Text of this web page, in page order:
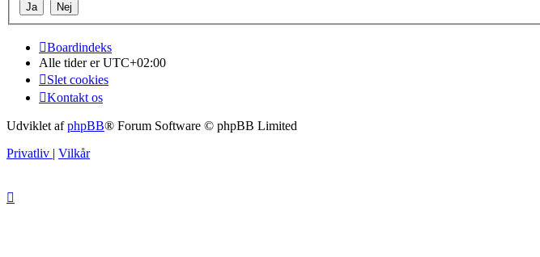
Boardindeks
Alle tider erUTC+02:00
Slet cookies
Kontakt os
Udviklet afphpBB® Forum Software © phpBB Limited
Privatliv | Vilkår